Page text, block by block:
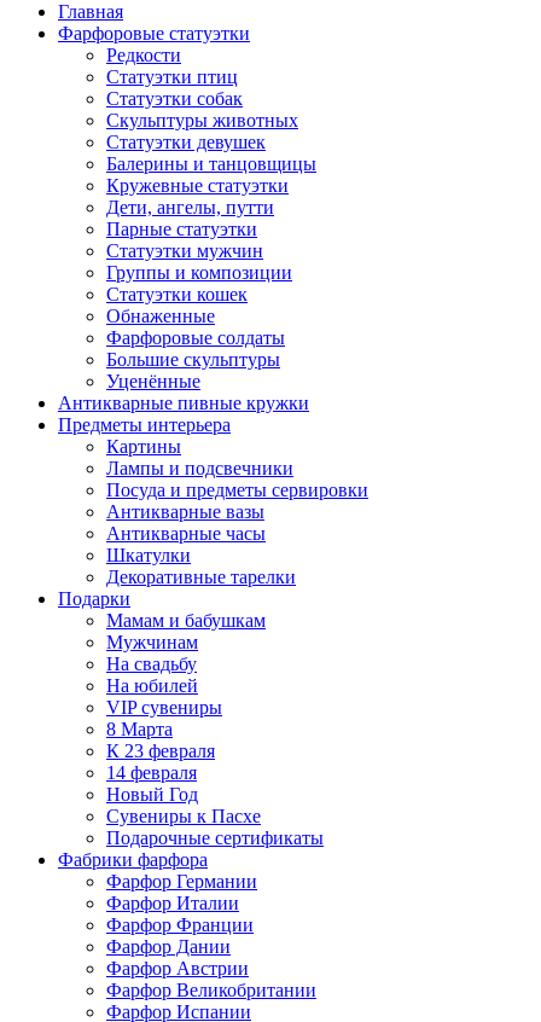
Главная
Фарфоровые статуэтки
Редкости
Cтатуэтки птиц
Cтатуэтки собак
Скульптуры животных
Статуэтки девушек
Балерины и танцовщицы
Кружевные статуэтки
Дети, ангелы, путти
Парные статуэтки
Статуэтки мужчин
Группы и композиции
Статуэтки кошек
Обнаженные
Фарфоровые солдаты
Большие скульптуры
Уценённые
Антикварные пивные кружки
Предметы интерьера
Картины
Лампы и подсвечники
Посуда и предметы сервировки
Антикварные вазы
Антикварные часы
Шкатулки
Декоративные тарелки
Подарки
Мамам и бабушкам
Мужчинам
На свадьбу
На юбилей
VIP сувениры
8 Марта
К 23 февраля
14 февраля
Новый Год
Сувениры к Пасхе
Подарочные сертификаты
Фабрики фарфора
Фарфор Германии
Фарфор Италии
Фарфор Франции
Фарфор Дании
Фарфор Австрии
Фарфор Великобритании
Фарфор Испании